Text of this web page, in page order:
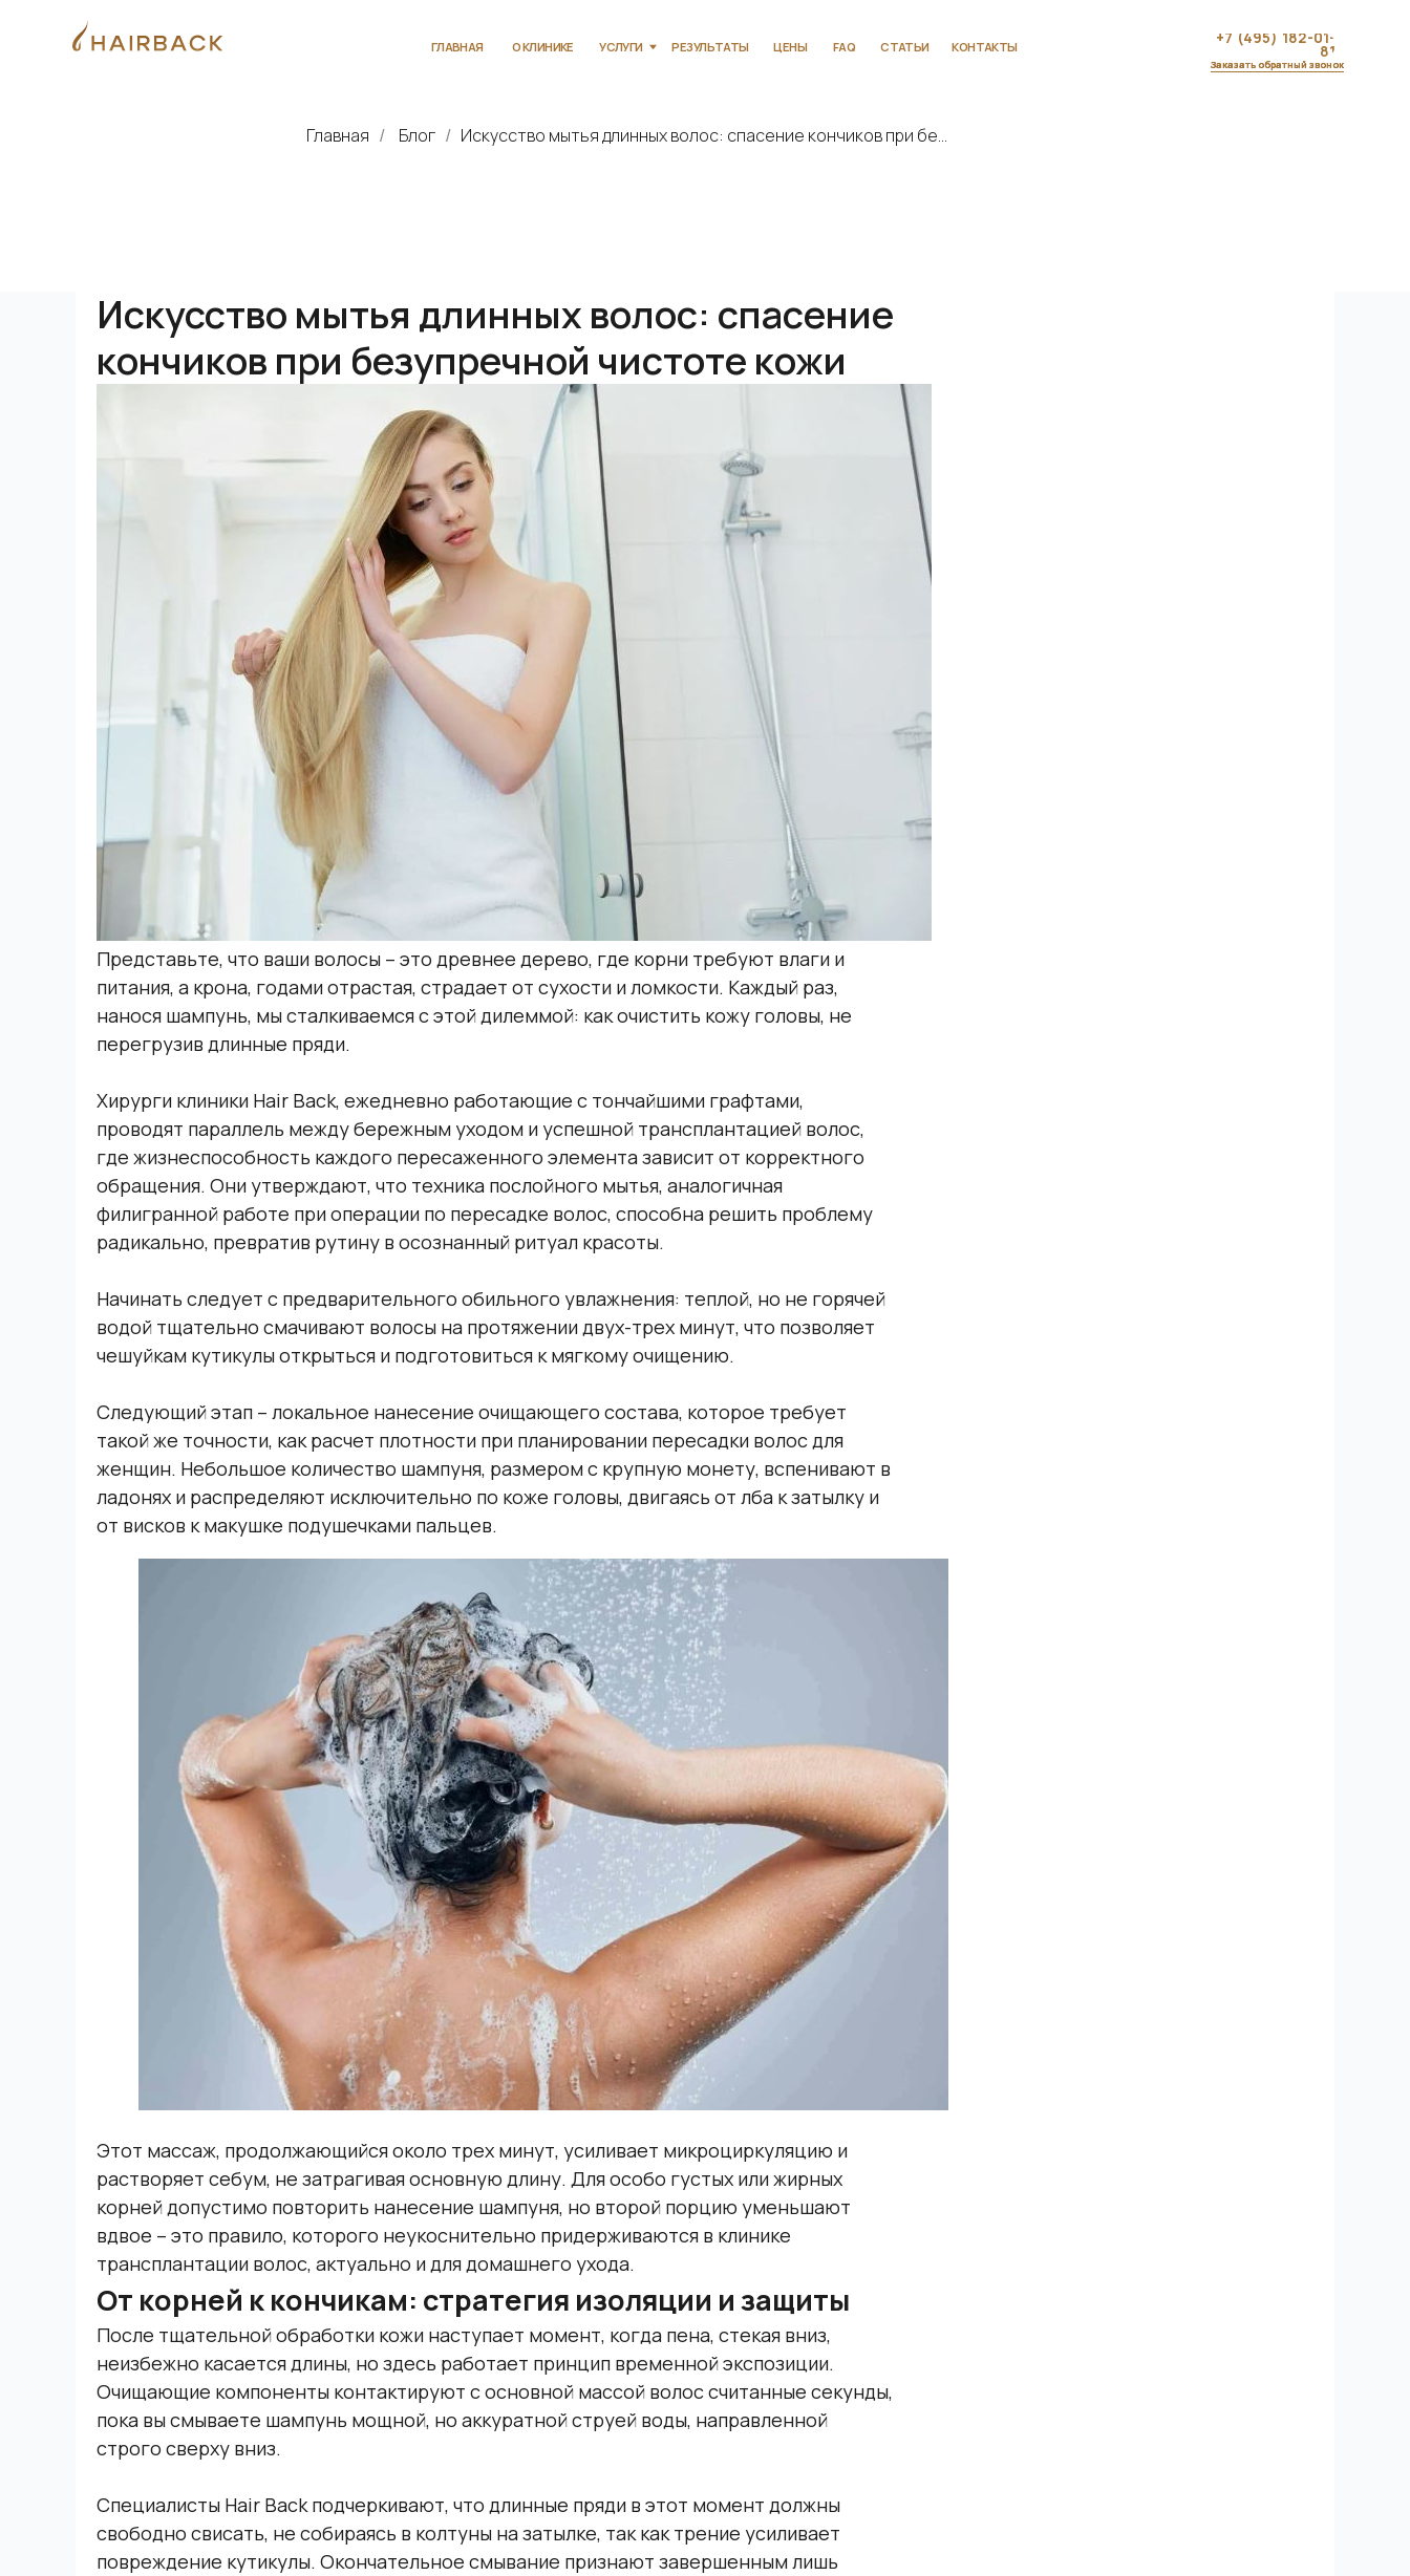
ГЛАВНАЯ О КЛИНИКЕ УСЛУГИ ЦЕНЫ FAQ СТАТЬИ КОНТАКТЫ
РЕЗУЛЬТАТЫ
Главная / Блог / Искусство мытья длинных волос: спасение кончиков при бе...
Искусство мытья длинных волос: спасение
кончиков при безупречной чистоте кожи
Представьте, что ваши волосы – это древнее дерево, где корни требуют влаги и
питания, а крона, годами отрастая, страдает от сухости и ломкости. Каждый раз,
нанося шампунь, мы сталкиваемся с этой дилеммой: как очистить кожу головы, не
перегрузив длинные пряди.
Хирурги клиники Hair Back, ежедневно работающие с тончайшими графтами,
проводят параллель между бережным уходом и успешной трансплантацией волос,
где жизнеспособность каждого пересаженного элемента зависит от корректного
обращения. Они утверждают, что техника послойного мытья, аналогичная
филигранной работе при операции по пересадке волос, способна решить проблему
радикально, превратив рутину в осознанный ритуал красоты.
Начинать следует с предварительного обильного увлажнения: теплой, но не горячей
водой тщательно смачивают волосы на протяжении двух-трех минут, что позволяет
чешуйкам кутикулы открыться и подготовиться к мягкому очищению.
Следующий этап – локальное нанесение очищающего состава, которое требует
такой же точности, как расчет плотности при планировании пересадки волос для
женщин. Небольшое количество шампуня, размером с крупную монету, вспенивают в
ладонях и распределяют исключительно по коже головы, двигаясь от лба к затылку и
от висков к макушке подушечками пальцев.
Этот массаж, продолжающийся около трех минут, усиливает микроциркуляцию и
растворяет себум, не затрагивая основную длину. Для особо густых или жирных
корней допустимо повторить нанесение шампуня, но второй порцию уменьшают
вдвое – это правило, которого неукоснительно придерживаются в клинике
трансплантации волос, актуально и для домашнего ухода.
От корней к кончикам: стратегия изоляции и защиты
После тщательной обработки кожи наступает момент, когда пена, стекая вниз,
неизбежно касается длины, но здесь работает принцип временной экспозиции.
Очищающие компоненты контактируют с основной массой волос считанные секунды,
пока вы смываете шампунь мощной, но аккуратной струей воды, направленной
строго сверху вниз.
Специалисты Hair Back подчеркивают, что длинные пряди в этот момент должны
свободно свисать, не собираясь в колтуны на затылке, так как трение усиливает
повреждение кутикулы. Окончательное смывание признают завершенным лишь